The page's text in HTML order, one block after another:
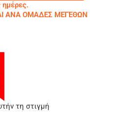
ημέρες.
ΑΝΑ ΟΜΑΔΕΣ ΜΕΓΕΘΩΝ
τη στιγμή